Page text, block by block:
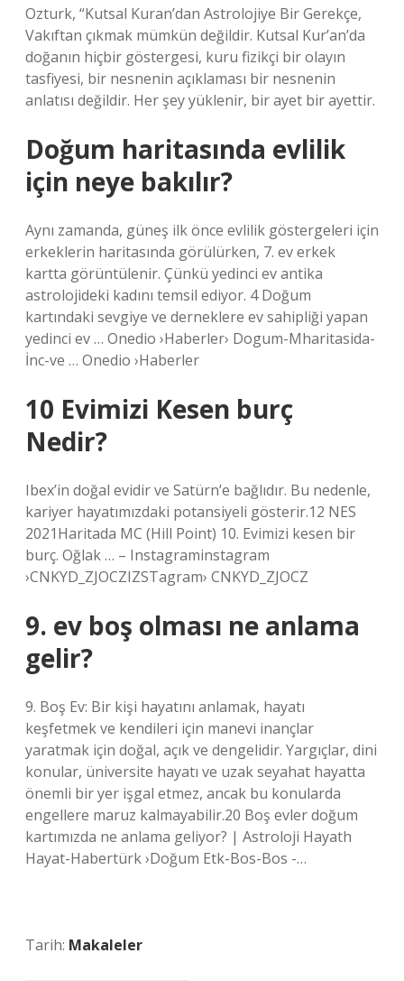
Ozturk, “Kutsal Kuran’dan Astrolojiye Bir Gerekçe,
Vakıftan çıkmak mümkün değildir. Kutsal Kur’an’da
doğanın hiçbir göstergesi, kuru fizikçi bir olayın
tasfiyesi, bir nesnenin açıklaması bir nesnenin
anlatısı değildir. Her şey yüklenir, bir ayet bir ayettir.
Doğum haritasında evlilik
için neye bakılır?
Aynı zamanda, güneş ilk önce evlilik göstergeleri için
erkeklerin haritasında görülürken, 7. ev erkek
kartta görüntülenir. Çünkü yedinci ev antika
astrolojideki kadını temsil ediyor. 4 Doğum
kartındaki sevgiye ve derneklere ev sahipliği yapan
yedinci ev … Onedio ›Haberler› Dogum-Mharitasida-
İnc-ve … Onedio ›Haberler
10 Evimizi Kesen burç
Nedir?
Ibex’in doğal evidir ve Satürn’e bağlıdır. Bu nedenle,
kariyer hayatımızdaki potansiyeli gösterir.12 NES
2021Haritada MC (Hill Point) 10. Evimizi kesen bir
burç. Oğlak … – Instagraminstagram
›CNKYD_ZJOCZIZSTagram› CNKYD_ZJOCZ
9. ev boş olması ne anlama
gelir?
9. Boş Ev: Bir kişi hayatını anlamak, hayatı
keşfetmek ve kendileri için manevi inançlar
yaratmak için doğal, açık ve dengelidir. Yargıçlar, dini
konular, üniversite hayatı ve uzak seyahat hayatta
önemli bir yer işgal etmez, ancak bu konularda
engellere maruz kalmayabilir.20 Boş evler doğum
kartımızda ne anlama geliyor? | Astroloji Hayath
Hayat-Habertürk ›Doğum Etk-Bos-Bos -…
Tarih: Makaleler